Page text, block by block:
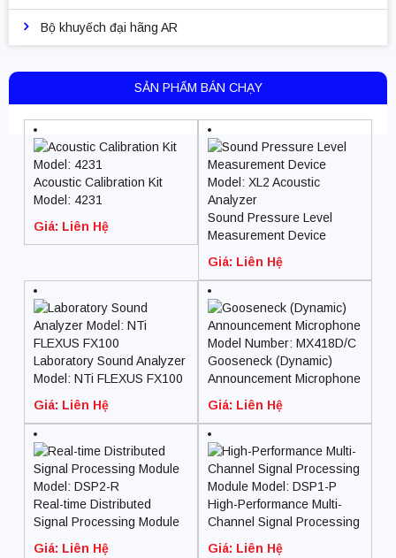
Bộ khuyếch đại hãng AR
SẢN PHẨM BÁN CHẠY
Acoustic Calibration Kit
Model: 4231
Giá: Liên Hệ
Sound Pressure Level
Measurement Device
Model: XL2 Acoustic
Analyzer
Giá: Liên Hệ
Laboratory Sound Analyzer
Model: NTi FLEXUS FX100
Giá: Liên Hệ
Gooseneck (Dynamic)
Announcement Microphone
Model Number: MX418D/C
Giá: Liên Hệ
Real-time Distributed
Signal Processing Module
Model: DSP2-R
Giá: Liên Hệ
High-Performance Multi-
Channel Signal Processing
Module Model: DSP1-P
Giá: Liên Hệ